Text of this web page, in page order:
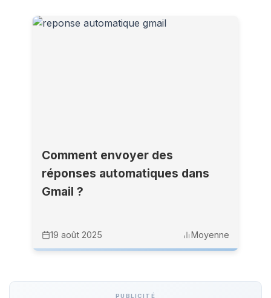
Comment envoyer des
réponses automatiques dans
Gmail ?
19 août 2025 Moyenne
PUBLICITÉ